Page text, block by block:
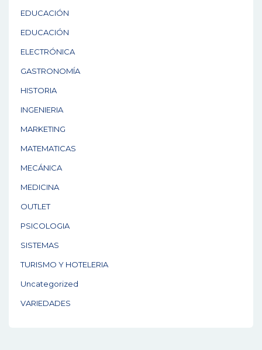
EDUCACIÓN
EDUCACIÓN
ELECTRÓNICA
GASTRONOMÍA
HISTORIA
INGENIERIA
MARKETING
MATEMATICAS
MECÁNICA
MEDICINA
OUTLET
PSICOLOGIA
SISTEMAS
TURISMO Y HOTELERIA
Uncategorized
VARIEDADES